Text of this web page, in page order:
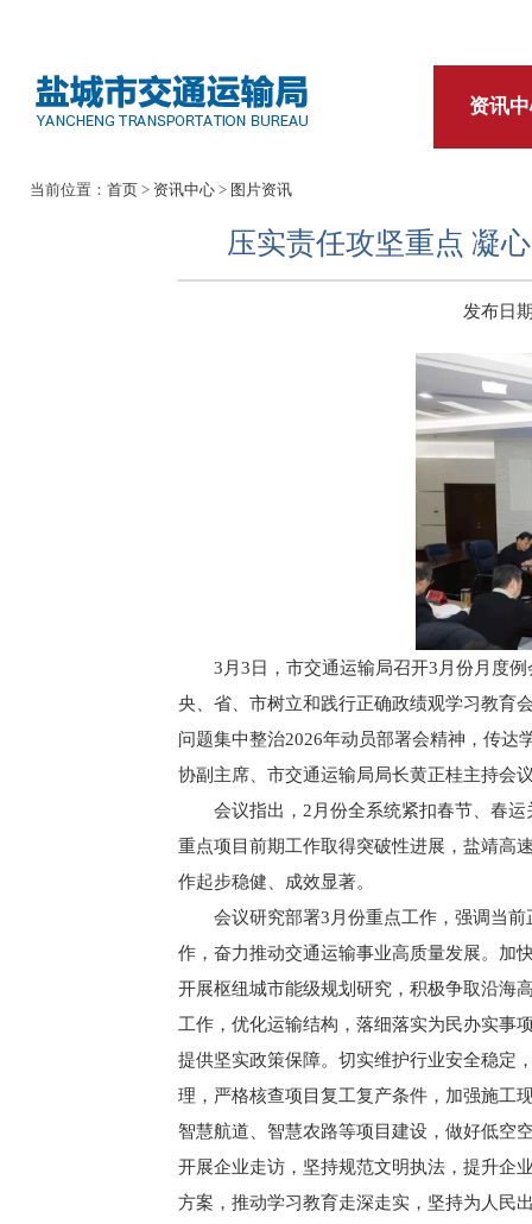
资讯
当前位置： 首页 > 资讯中心 > 图片资讯
压实责任攻坚重点 凝
发布日
3月3日，市交通运输局召开3月份月度
央、省、市树立和践行正确政绩观学习教育
问题集中整治2026年动员部署会精神，传达
协副主席、市交通运输局局长黄正桂主持会
会议指出，2月份全系统紧扣春节、春
重点项目前期工作取得突破性进展，盐靖高
作起步稳健、成效显著。
会议研究部署3月份重点工作，强调当
作，奋力推动交通运输事业高质量发展。加
开展枢纽城市能级规划研究，积极争取沿海
工作，优化运输结构，落细落实为民办实事
提供坚实政策保障。切实维护行业安全稳定
理，严格核查项目复工复产条件，加强施工
智慧航道、智慧农路等项目建设，做好低空
开展企业走访，坚持规范文明执法，提升企
方案，推动学习教育走深走实，坚持为人民